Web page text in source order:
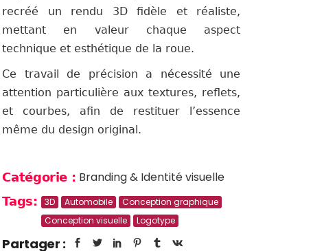
recréé un rendu 3D fidèle et réaliste,
mettant en valeur chaque aspect
technique et esthétique de la roue.
Ce travail de précision a nécessité une
attention particulière aux textures, reflets,
et courbes, afin de restituer l’essence
même du design original.
Catégorie : Branding & Identité visuelle
Tags: 3D Automobile
Conception graphique
Conception visuelle
Logotype
Partager :